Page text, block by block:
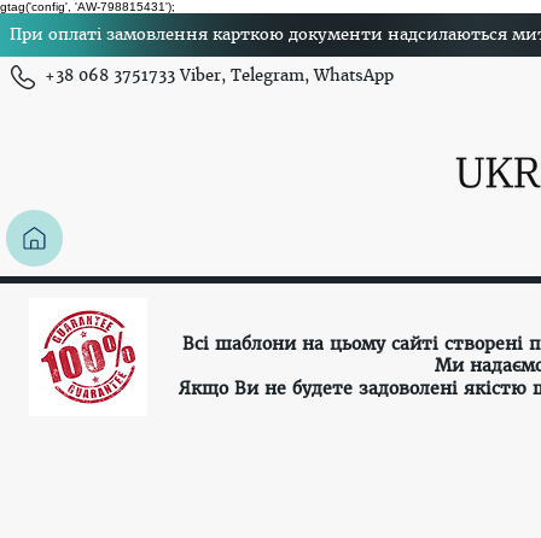
gtag('config', 'AW-798815431');
При оплаті замовлення карткою документи надсилаються
+38 068 3751733 Viber, Telegram, WhatsApp
Всі шаблони на цьому сайті
Ми
Якщо Ви не будете задоволені